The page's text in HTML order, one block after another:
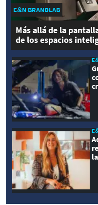
E&N BRANDLAB
Más allá de la
de los espacios